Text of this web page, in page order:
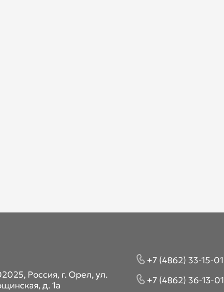
Россия, г. Орел, ул.
д. 1а
+7 (4862) 33-15-01
+7 (4862) 36-13-01